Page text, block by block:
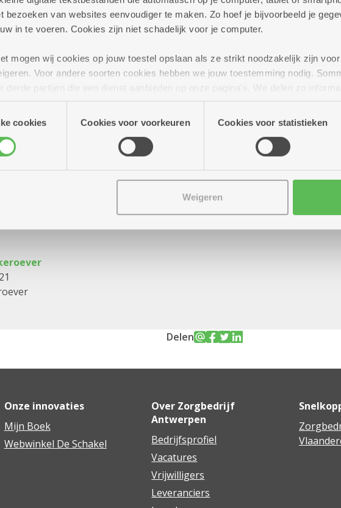
bezoeken van websites eenvoudiger te maken. Zo hoef je bijvoorbeeld je
in te voeren. Cookies zijn niet schadelijk voor je computer.
mogen wij cookies op jouw toestel opslaan als ze strikt noodzakelijk zijn
Voor andere soorten cookies hebben we jouw toestemming nodig.
derde partijen die een dienst aanbieden op onze pagina's. We delen zo
gebruik van onze site voor social media, advertenties en analyse. Deze
cookies
Cookies voor voorkeuren Cookies voor statistieken
Weigeren
je graag verder!
Delen
Onze innovaties
Mijn Boek
Webwinkel De Schakel
Over Zorgbedrijf
Antwerpen
Bedrijfsprofiel
Vacatures
Vrijwilligers
Leveranciers